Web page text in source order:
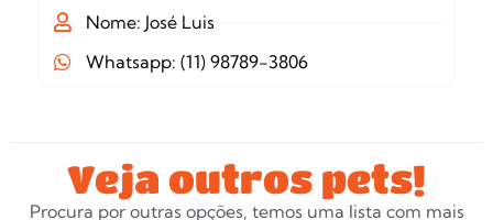
Nome: José Luis
Whatsapp: (11) 98789-3806
Veja outros pets!
Procura por outras opções, temos uma lista com mais